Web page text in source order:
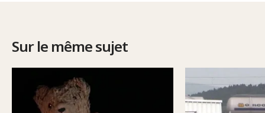
Sur le même sujet